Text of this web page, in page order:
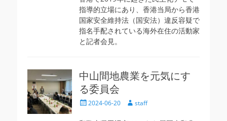
指導的立場にあり、香港当局から香港
国家安全維持法（国安法）違反容疑で
指名手配されている海外在住の活動家
と記者会見。
中山間地農業を元気にす
る委員会
投 2024-06-20
投 staff